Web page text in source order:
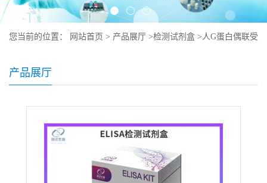
您当前的位置： 网站首页 > 产品展厅 >检测试剂盒 >人G蛋白偶联受
产品展厅